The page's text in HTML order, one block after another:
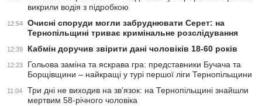
викрили водія з підробкою
12:54
Очисні споруди могли забруднювати Серет: на
Тернопільщині триває кримінальне розслідування
12:39 Кабмін доручив звірити дані чоловіків 18-60 років
12:23
Гольова заміна та яскрава гра: представники Бучача та
Борщівщини – найкращі у турі першої ліги Тернопільщини
11:04
Три дні не виходив на зв’язок: на Тернопільщині знайшли
мертвим 58-річного чоловіка